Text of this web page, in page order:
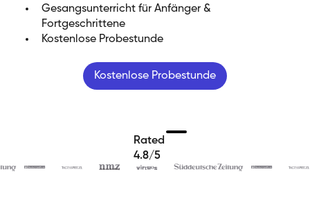
Gesangsunterricht für Anfänger &
Fortgeschrittene
Kostenlose Probestunde
Kostenlose Probestunde
Rated
4.8/5